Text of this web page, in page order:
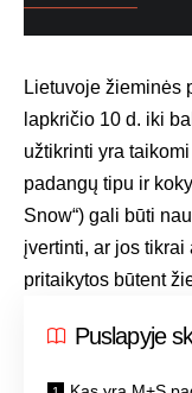
Lietuvoje žieminės
lapkričio 10 d. iki
užtikrinti yra
padangų tipu ir
Snow“) gali būti
įvertinti, ar jos tikrai
pritaikytos būtent
Puslapyje